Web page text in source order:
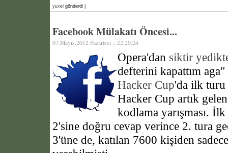
yuxel gönderdi |
Facebook Mülakatı Öncesi...
07.Mayıs.2012 Pazartesi :: 22:20:24
Opera'dan siktir
defterini kapattım
Hacker Cup'da ilk turu
Hacker Cup artık
kodlama yarışması.
2'sine doğru cevap verince 2. tura
3'üne de, katılan 7600 kişiden